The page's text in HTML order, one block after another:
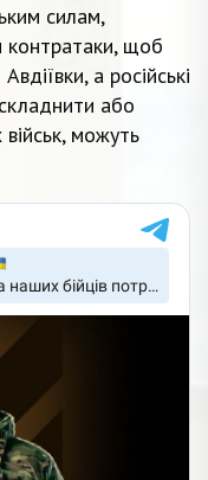
силам,
щоб
а російські
або
можуть